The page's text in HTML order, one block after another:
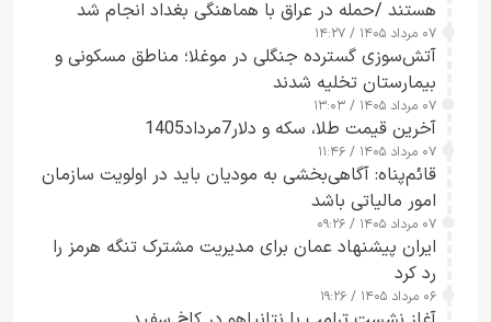
هستند /حمله در عراق با هماهنگی بغداد انجام شد
۰۷ مرداد ۱۴۰۵ / ۱۴:۲۷
آتش‌سوزی گسترده جنگلی در موغلا؛ مناطق مسکونی و
بیمارستان تخلیه شدند
۰۷ مرداد ۱۴۰۵ / ۱۳:۰۳
آخرین قیمت طلا، سکه و دلار7مرداد1405
۰۷ مرداد ۱۴۰۵ / ۱۱:۴۶
قائم‌پناه: آگاهی‌بخشی به مودیان باید در اولویت سازمان
امور مالیاتی باشد
۰۷ مرداد ۱۴۰۵ / ۰۹:۲۶
ایران پیشنهاد عمان برای مدیریت مشترک تنگه هرمز را
رد کرد
۰۶ مرداد ۱۴۰۵ / ۱۹:۲۶